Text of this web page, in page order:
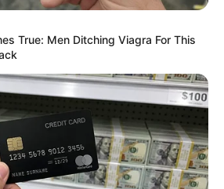
วงพฤศจิกายน
ทั้ง 12 ราศี โดย
ทูตเทวะ
True: Men Ditching Viagra For This